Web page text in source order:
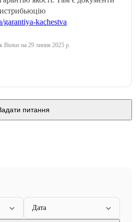
garantiya-kachestva
Biotus на 29 липня 2025 р.
питання
Дата